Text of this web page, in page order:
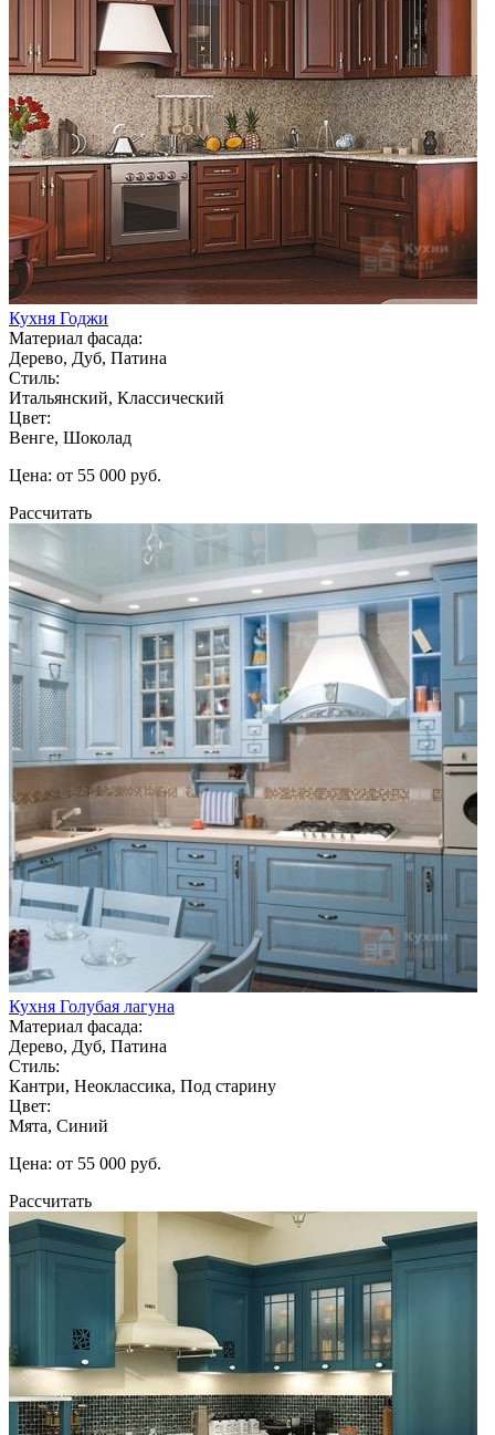
Кухня Годжи
Материал фасада:
Дерево, Дуб, Патина
Стиль:
Итальянский, Классический
Цвет:
Венге, Шоколад
Цена: от 55 000 руб.
Рассчитать
Кухня Голубая лагуна
Материал фасада:
Дерево, Дуб, Патина
Стиль:
Кантри, Неоклассика, Под старину
Цвет:
Мята, Синий
Цена: от 55 000 руб.
Рассчитать